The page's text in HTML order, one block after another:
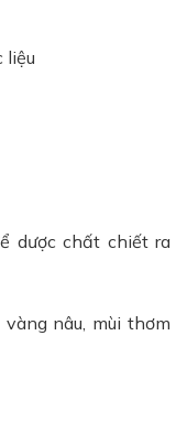
liệu
dược chất chiết ra
nâu, mùi thơm